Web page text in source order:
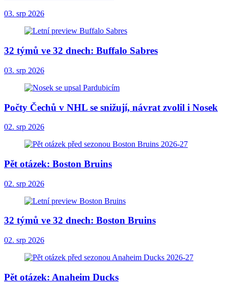
03. srp 2026
32 týmů ve 32 dnech: Buffalo Sabres
03. srp 2026
Počty Čechů v NHL se snižují, návrat zvolil i Nosek
02. srp 2026
Pět otázek: Boston Bruins
02. srp 2026
32 týmů ve 32 dnech: Boston Bruins
02. srp 2026
Pět otázek: Anaheim Ducks